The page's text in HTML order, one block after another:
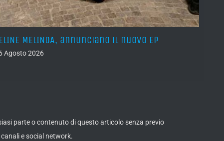
MELINDA, annunciano il nuovo EP
Agosto 2026
parte o contenuto di questo articolo senza previo
e social network.